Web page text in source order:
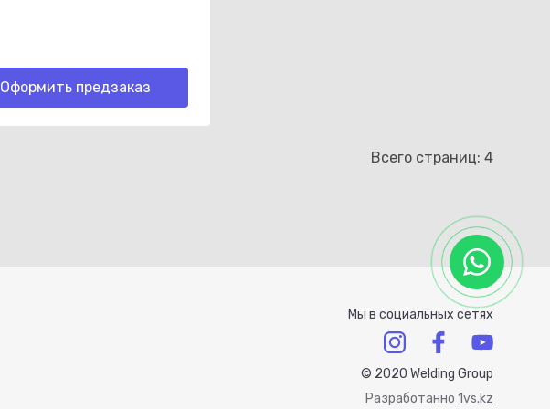
Оформить предзаказ
Всего страниц: 4
Мы в социальных сетях
© 2020 Welding Group
Разработанно 1vs.kz